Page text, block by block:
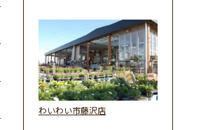
わいわい市藤沢店